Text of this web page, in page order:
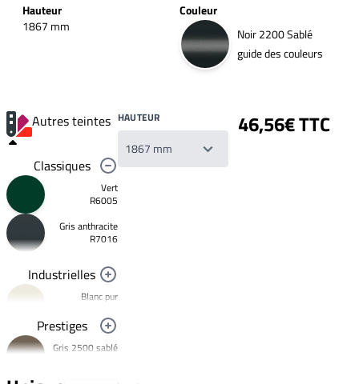
Hauteur
1867 mm
Couleur
Noir 2200 Sablé
guide des couleurs
Autres teintes
Classiques
Vert
R6005
Gris anthracite
R7016
Industrielles
Blanc pur
Noir foncé
R9005
Prestiges
Gris 2500 sablé
HAUTEUR 46,56€ TTC
Votre
liste
souhaits
Un
produit
Créer
nouvelle